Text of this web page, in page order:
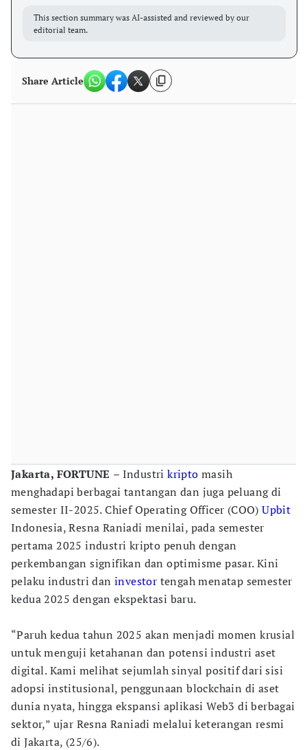
This section summary was AI-assisted and reviewed by our
editorial team.
Share Article
Jakarta, FORTUNE – Industrikripto masih
menghadapi berbagai tantangan dan juga peluang di
semester II-2025. Chief Operating Officer (COO)Upbit
Indonesia, Resna Raniadi menilai, pada semester
pertama 2025 industri kripto penuh dengan
perkembangan signifikan dan optimisme pasar. Kini
pelaku industri dan investor tengah menatap semester
kedua 2025 dengan ekspektasi baru.
“Paruh kedua tahun 2025 akan menjadi momen krusial
untuk menguji ketahanan dan potensi industri aset
digital. Kami melihat sejumlah sinyal positif dari sisi
adopsi institusional, penggunaan blockchain di aset
dunia nyata, hingga ekspansi aplikasi Web3 di berbagai
sektor,” ujar Resna Raniadi melalui keterangan resmi
di Jakarta, (25/6).